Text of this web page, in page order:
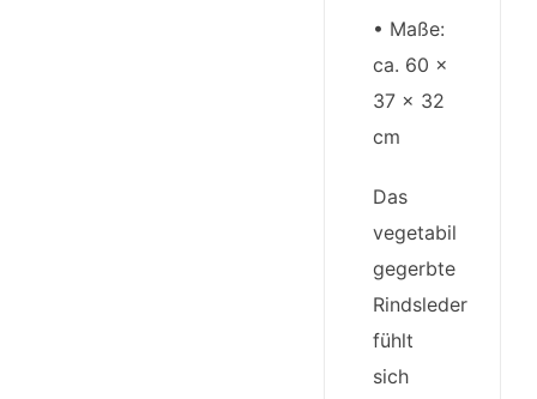
• Maße:
ca. 60 x
37 x 32
cm
Das
vegetabil
gegerbte
Rindsleder
fühlt
sich